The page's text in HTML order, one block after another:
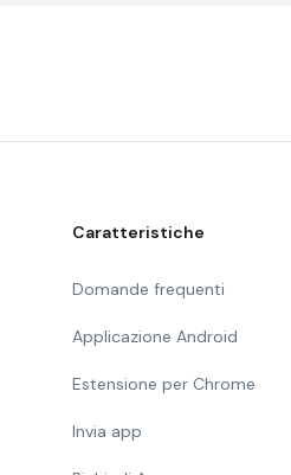
Caratteristiche
Domande frequenti
Applicazione Android
Estensione per Chrome
Invia app